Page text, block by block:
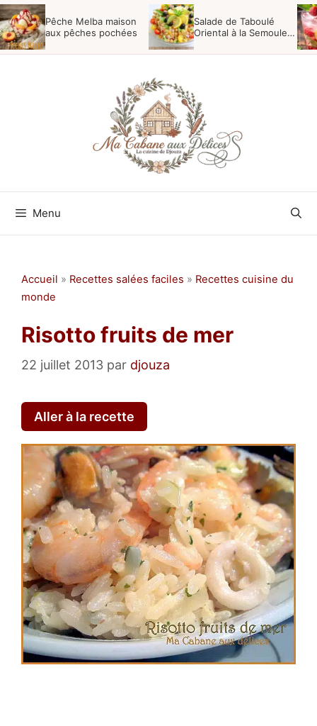
Aller
au
contenu
Pêche Melba maison
aux pêches pochées
Salade de Taboulé
Oriental à la Semoule,
Menu
Accueil » Recettes salées faciles » Recettes cuisine du
monde
Risotto fruits de mer
22 juillet 2013 par djouza
Aller à la recette